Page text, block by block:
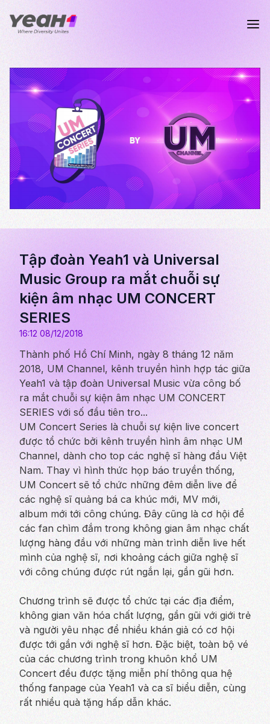
Tập đoàn Yeah1 và Universal
Music Group ra mắt chuỗi sự
kiện âm nhạc UM CONCERT
SERIES
16:12 08/12/2018
Thành phố Hồ Chí Minh, ngày 8 tháng 12 năm
2018, UM Channel, kênh truyền hình hợp tác giữa
Yeah1 và tập đoàn Universal Music vừa công bố
ra mắt chuỗi sự kiện âm nhạc UM CONCERT
SERIES với số đầu tiên tro...
UM Concert Series là chuỗi sự kiện live concert
được tổ chức bởi kênh truyền hình âm nhạc UM
Channel, dành cho top các nghệ sĩ hàng đầu Việt
Nam. Thay vì hình thức họp báo truyền thống,
UM Concert sẽ tổ chức những đêm diễn live để
các nghệ sĩ quảng bá ca khúc mới, MV mới,
album mới tới công chúng. Đây cũng là cơ hội để
các fan chìm đắm trong không gian âm nhạc chất
lượng hàng đầu với những màn trình diễn live hết
mình của nghệ sĩ, nơi khoảng cách giữa nghệ sĩ
với công chúng được rút ngắn lại, gần gũi hơn.
Chương trình sẽ được tổ chức tại các địa điểm,
không gian văn hóa chất lượng, gần gũi với giới trẻ
và người yêu nhạc để nhiều khán giả có cơ hội
được tới gần với nghệ sĩ hơn. Đặc biệt, toàn bộ vé
của các chương trình trong khuôn khổ UM
Concert đều được tặng miễn phí thông qua hệ
thống fanpage của Yeah1 và ca sĩ biểu diễn, cùng
rất nhiều quà tặng hấp dẫn khác.